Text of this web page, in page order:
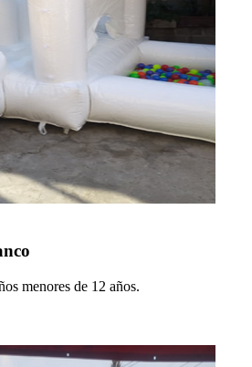
menores de 12 años.